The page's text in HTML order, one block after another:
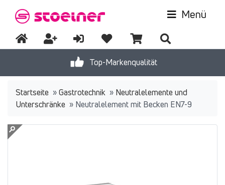
Top-Markenqualität
Menü
Startseite »Gastrotechnik » Neutralelemente und
Unterschränke » Neutralelement mit Becken EN7-9